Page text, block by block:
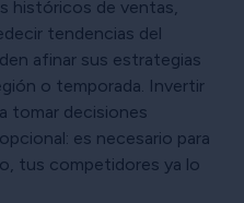
históricos de ventas,
tendencias del
afinar sus estrategias
o temporada. Invertir
tomar decisiones
es necesario para
tus competidores ya lo